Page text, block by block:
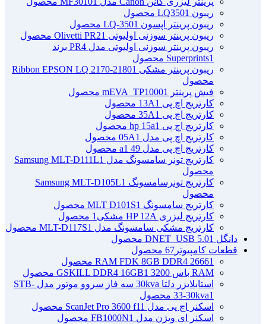
ریبون LQ350 1 محصول
ریبون پرینتر اپسون LQ-350 1 محصول
ریبون پرینتر سوزنی اولیوتی Olivetti PR2 1 محصول
ریبون پرینتر سوزنی اولیوتی مدل PR4 برند
Superprints1 محصول
ریبون پرینتر مشکی Ribbon EPSON LQ 2170-2180 1
محصول
فیش پرینتر mEVA_TP1000
1 محصول
کارتریج اچ پی 13A 1 محصول
کارتریج اچ پی 35A 1 محصول
کارتریج اچ پی hp 15a 1 محصول
کارتریج اچ پی مدل 05A 1 محصول
کارتریج اچ پی مدل 49 a
1 محصول
کارتریج تونر سامسونگ مدل Samsung MLT-D111L 1
محصول
کارتریج تونرسامسونگ Samsung MLT-D105L 1
محصول
کارتریج سامسونگ MLT D101S 1 محصول
کارتریج لیزری HP 12A مشکی
1 محصول
کارتریج مشکی سامسونگ مدل MLT-D117S 1 محصول
دانگل DNET_USB 5.0 1 محصول
قطعات کامپیوتر 67 محصول
RAM FDK 8GB DDR4 26661 محصول
RAM باس 3200 GSKILL DDR4 16GB
1 محصول
استابلایزر دلتا 30kva سه فاز سروو موتور مدل STB-
33-30kva1 محصول
اسکنر اچ پی مدل ScanJet Pro 3600 f1 1 محصول
اسکنر ای ویژن مدل FB1000N 1 محصول